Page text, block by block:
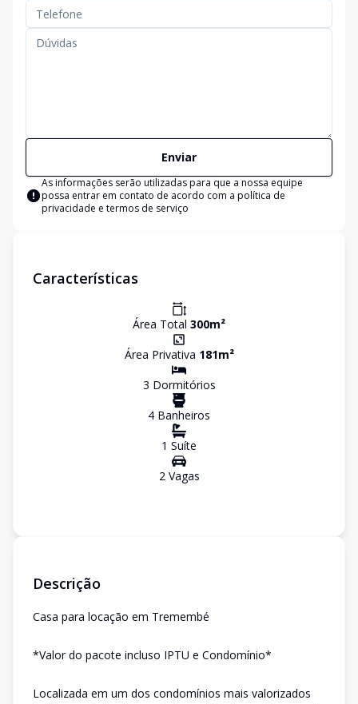
Enviar
As informações serão utilizadas para que a nossa equipe
possa entrar em contato de acordo com a política de
privacidade e termos de serviço
Características
Área Total 300m²
Área Privativa 181m²
3 Dormitórios
4 Banheiros
1 Suíte
2Vagas
Descrição
Casa para locação em Tremembé
*Valor do pacote incluso IPTU e Condomínio*
Localizada em um dos condomínios mais valorizados